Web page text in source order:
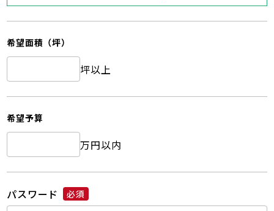
希望面積（坪）
坪以上
希望予算
万円以内
パスワード 必須